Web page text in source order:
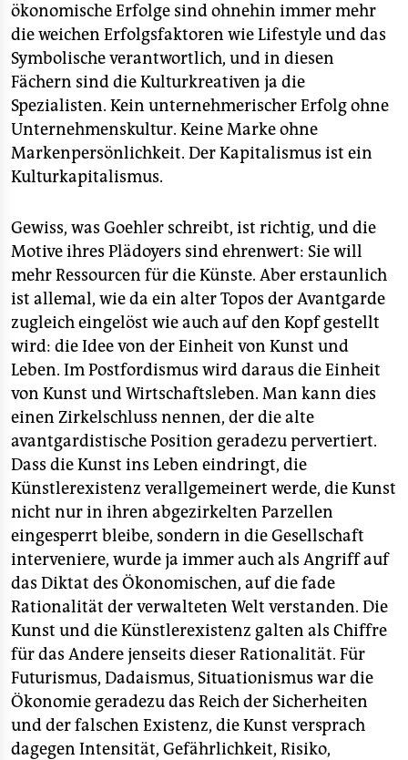
ökonomische Erfolge sind ohnehin immer mehr
die weichen Erfolgsfaktoren wie Lifestyle und das
Symbolische verantwortlich, und in diesen
Fächern sind die Kulturkreativen ja die
Spezialisten. Kein unternehmerischer Erfolg ohne
Unternehmenskultur. Keine Marke ohne
Markenpersönlichkeit. Der Kapitalismus ist ein
Kulturkapitalismus.
Gewiss, was Goehler schreibt, ist richtig, und die
Motive ihres Plädoyers sind ehrenwert: Sie will
mehr Ressourcen für die Künste. Aber erstaunlich
ist allemal, wie da ein alter Topos der Avantgarde
zugleich eingelöst wie auch auf den Kopf gestellt
wird: die Idee von der Einheit von Kunst und
Leben. Im Postfordismus wird daraus die Einheit
von Kunst und Wirtschaftsleben. Man kann dies
einen Zirkelschluss nennen, der die alte
avantgardistische Position geradezu pervertiert.
Dass die Kunst ins Leben eindringt, die
Künstlerexistenz verallgemeinert werde, die Kunst
nicht nur in ihren abgezirkelten Parzellen
eingesperrt bleibe, sondern in die Gesellschaft
interveniere, wurde ja immer auch als Angriff auf
das Diktat des Ökonomischen, auf die fade
Rationalität der verwalteten Welt verstanden. Die
Kunst und die Künstlerexistenz galten als Chiffre
für das Andere jenseits dieser Rationalität. Für
Futurismus, Dadaismus, Situationismus war die
Ökonomie geradezu das Reich der Sicherheiten
und der falschen Existenz, die Kunst versprach
dagegen Intensität, Gefährlichkeit, Risiko,